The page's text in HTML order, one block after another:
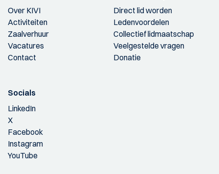
Over KIVI
Activiteiten
Zaalverhuur
Vacatures
Contact
Direct lid worden
Ledenvoordelen
Collectief lidmaatschap
Veelgestelde vragen
Donatie
Socials
LinkedIn
X
Facebook
Instagram
YouTube